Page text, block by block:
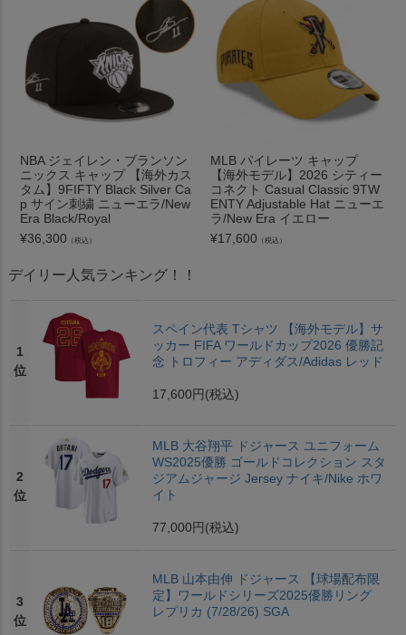
NBA ジェイレン・ブランソン
ニックス キャップ 【海外カス
タム】9FIFTY Black Silver Ca
p サイン刺繍 ニューエラ/New
Era Black/Royal
¥36,300 （税込）
MLB パイレーツ キャップ
【海外モデル】2026 シティー
コネクト Casual Classic 9TW
ENTY Adjustable Hat ニューエ
ラ/New Era イエロー
¥17,600 （税込）
デイリー人気ランキング！！
1
位
スペイン代表 Tシャツ 【海外モデル】サ
ッカー FIFA ワールドカップ2026 優勝記
念 トロフィー アディダス/Adidas レッド
17,600円 (税込)
2
位
MLB 大谷翔平 ドジャース ユニフォーム
WS2025優勝 ゴールドコレクション スタ
ジアムジャージ Jersey ナイキ/Nike ホワ
イト
77,000円 (税込)
3
位
MLB 山本由伸 ドジャース 【球場配布限
定】ワールドシリーズ2025優勝リング
レプリカ (7/28/26) SGA